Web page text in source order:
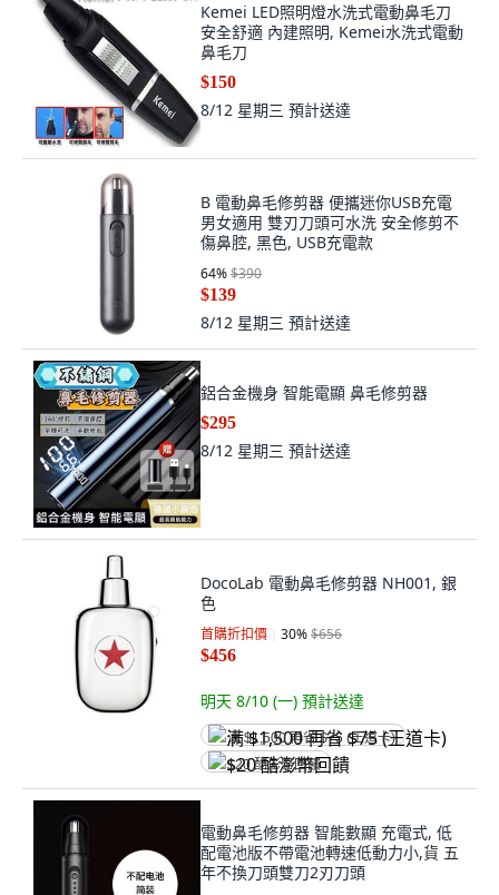
Kemei LED照明燈水洗式電動鼻毛刀
安全舒適 內建照明, Kemei水洗式電動
鼻毛刀
$150
8/12 星期三 預計送達
B 電動鼻毛修剪器 便攜迷你USB充電
男女適用 雙刃刀頭可水洗 安全修剪不
傷鼻腔, 黑色, USB充電款
64%$390
$139
8/12 星期三 預計送達
鋁合金機身 智能電顯 鼻毛修剪器
$295
8/12 星期三 預計送達
DocoLab 電動鼻毛修剪器 NH001, 銀
色
首購折扣價 30%$656
$456
明天 8/10 (一) 預計送達
满 $1,500 再省 $75 (王道卡)
$20 酷澎幣回饋
電動鼻毛修剪器 智能數顯 充電式, 低
配電池版不帶電池轉速低動力小,貨 五
年不換刀頭雙刀2刃刀頭